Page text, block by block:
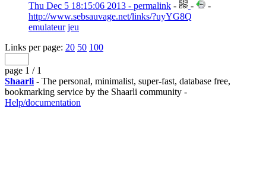
Thu Dec 5 18:15:06 2013 - permalink - -
-
http://www.sebsauvage.net/links/?uyYG8Q
emulateur jeu
Links per page: 20 50 100
page 1 / 1
Shaarli - The personal, minimalist, super-fast, database free,
bookmarking service by the Shaarli community -
Help/documentation